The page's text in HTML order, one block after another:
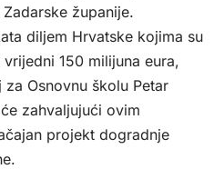
županije.
diljem Hrvatske kojima su
150 milijuna eura,
Osnovnu školu Petar
zahvaljujući ovim
projekt dogradnje